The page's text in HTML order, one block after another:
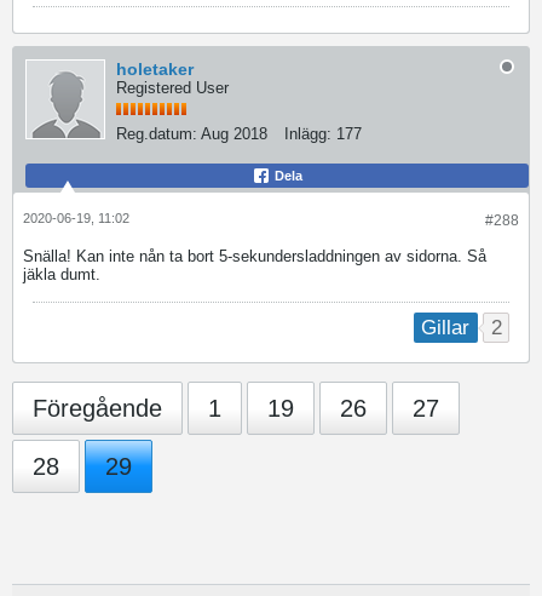
holetaker
Registered User
Reg.datum: Aug 2018 Inlägg: 177
Dela
#288
2020-06-19, 11:02
Snälla! Kan inte nån ta bort 5-sekundersladdningen av sidorna. Så
jäkla dumt.
Gillar 2
Föregående 1 19 26 27
28 29